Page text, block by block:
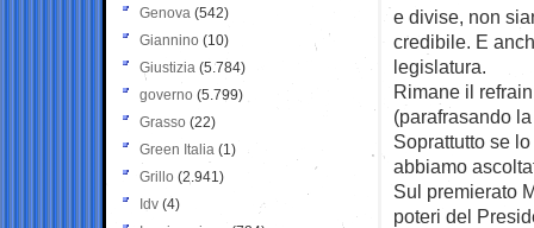
e divise, non
credibile. E
legislatura.
Rimane il
(parafrasando
Soprattutto se
abbiamo
Sul premierato
poteri del
Genova (542)
Giannino (10)
Giustizia (5.784)
governo (5.799)
Grasso (22)
Green Italia (1)
Grillo (2.941)
Idv (4)